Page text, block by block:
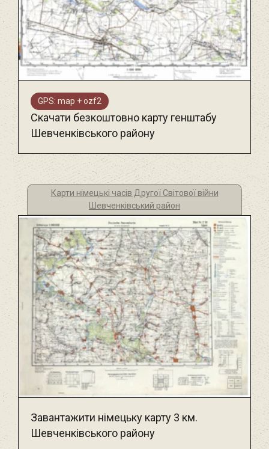
GPS: map + ozf2
Скачати безкоштовно карту генштабу
Шевченківського району
Карти німецькі часів Другої Світової війни
Шевченківський район
Завантажити німецьку карту 3 км.
Шевченківського району